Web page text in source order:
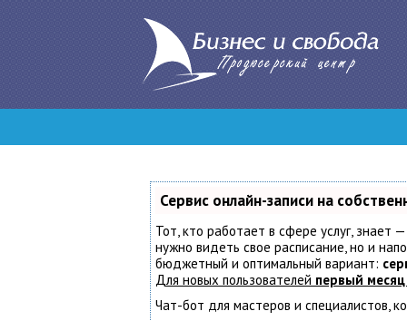
Сервис онлайн-записи на
Тот, кто работает в сфере услуг, знает
нужно видеть свое расписание, но и
бюджетный и оптимальный вариант:
Для новых пользователей первый
Чат-бот для мастеров и специалистов,